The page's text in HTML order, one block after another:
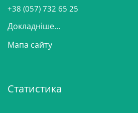
+38 (057) 732 65 25
Докладніше...
Мапа сайту
Статистика